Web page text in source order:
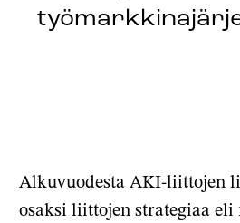
Alkuvuodesta AKI-liittojen
osaksi liittojen strategiaa